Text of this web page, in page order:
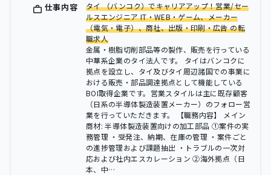
仕事内容
タイ （バンコク）でキャリアアップ！営業/セー
ルスエンジニア IT・WEB・ゲーム、メーカー
（電気・電子）、商社、出版・印刷・広告 の転
職求人
金属・樹脂切削部品等の製作、販売を行っている
中華系企業のタイ法人です。 タイはバンコクに
拠点を設立し、タイ及びタイ周辺諸国での事業に
おける販売・部品調達拠点として機能している
BOI取得企業です。営業スタイルは主に既存顧客
（日系の半導体製造装置メーカー）のフォロー営
業を行っていただきます。 【職務内容】 メイン
商材: 半導体製造装置向けの加工部品 ①案件の実
務管理 ・受発注、納期、在庫の管理 ・案件ごと
の進捗管理および課題抽出 ・トラブルの一次対
応および社内エスカレーション ②海外拠点（日
本、中…